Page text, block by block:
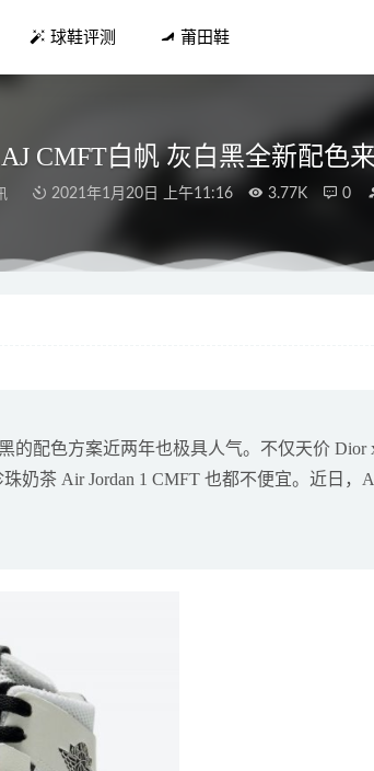
球鞋评测 莆田鞋
CMFT白帆 灰白黑全新配色
2021年1月20日 上午11:16 3.77K 0
的配色方案近两年也极具人气。不仅天价 Dior
奶茶 Air Jordan 1 CMFT 也都不便宜。近日，
道菜 开胃健脾 2019-03-07